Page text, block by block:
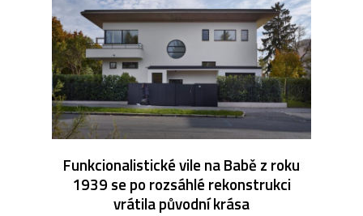
Funkcionalistické vile na Babě z roku
1939 se po rozsáhlé rekonstrukci
vrátila původní krása